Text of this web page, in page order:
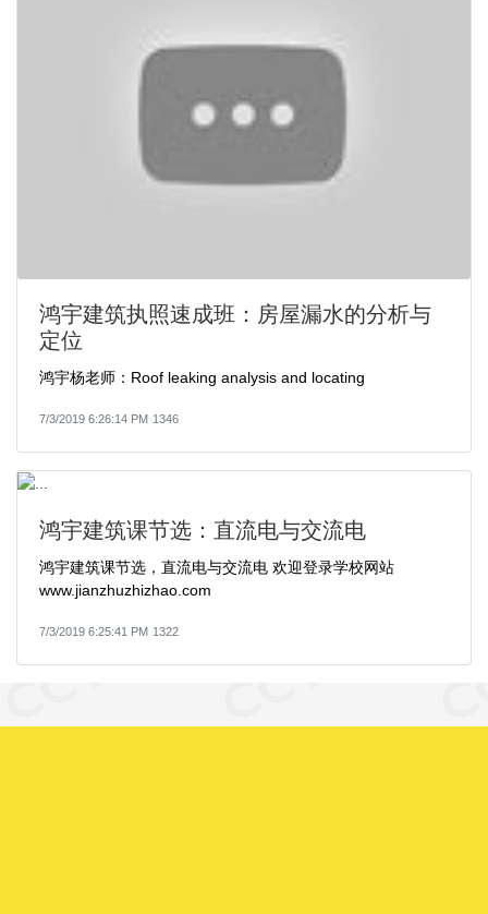
鸿宇建筑执照速成班：房屋漏水的分析与
定位
鸿宇杨老师：Roof leaking analysis and locating
7/3/2019 6:26:14 PM 1346
鸿宇建筑课节选：直流电与交流电
鸿宇建筑课节选，直流电与交流电 欢迎登录学校网站
www.jianzhuzhizhao.com
7/3/2019 6:25:41 PM 1322